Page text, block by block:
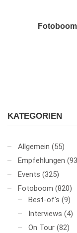
KATEGORIEN
Allgemein (55)
Empfehlungen
Events (325)
Fotoboom (820)
Best-of's (9)
Interviews (4)
On Tour (82)